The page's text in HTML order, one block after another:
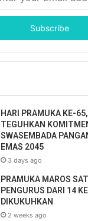
HARI PRAMUKA KE-
TEGUHKAN
SWASEMBADA
EMAS 2045
3 days ago
PRAMUKA MAROS
PENGURUS DARI 14
DIKUKUHKAN
2 weeks ago